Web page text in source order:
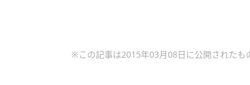
※この記事は2015年03月08日に公開されたも